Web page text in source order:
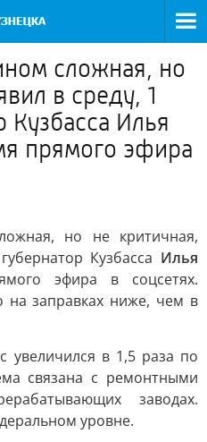
сложная, но
в среду, 1
Кузбасса Илья
прямого эфира
но не критичная,
Кузбасса Илья
эфира в соцсетях.
на заправках ниже, чем в
увеличился в 1,5 раза по
связана с ремонтными
заводах.
уровне.